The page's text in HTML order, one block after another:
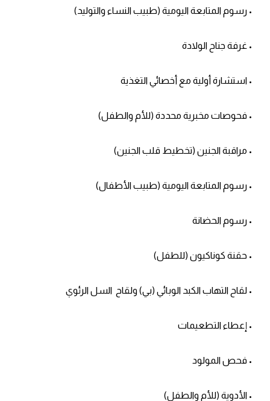
• رسوم المتابعة اليومية (طبيب النساء والتوليد)
• غرفة جناح الولادة
• استشارة أولية مع أخصائي التغذية
• فحوصات مخبرية محددة (للأم والطفل)
• مراقبة الجنين (تخطيط قلب الجنين)
• رسوم المتابعة اليومية (طبيب الأطفال)
• رسوم الحضانة
• حقنة كوناكيون (للطفل)
• لقاح التهاب الكبد الوبائي (بي) ولقاح السل الرئوي
• إعطاء التطعيمات
• فحص المولود
• الأدوية (للأم والطفل)